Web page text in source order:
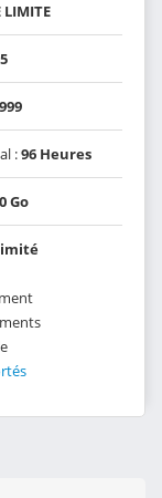
LIMITE
999
:96 Heures
Go